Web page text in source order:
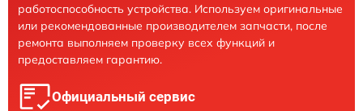
работоспособность устройства. Используем оригинальные
или рекомендованные производителем запчасти, после
ремонта выполняем проверку всех функций и
предоставляем гарантию.
Официальный сервис